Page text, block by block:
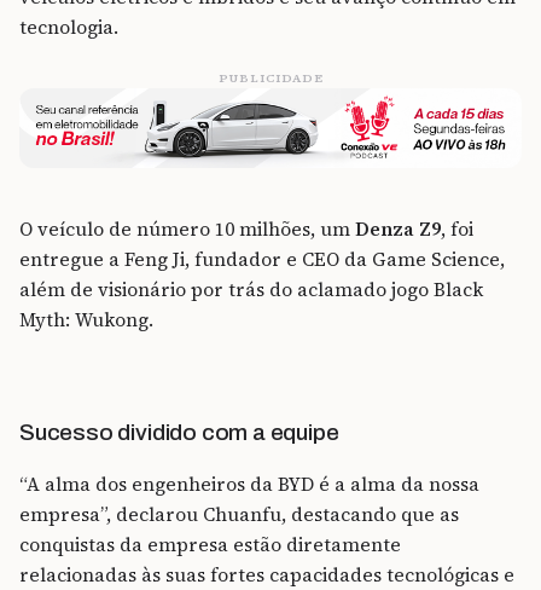
tecnologia.
PUBLICIDADE
O veículo de número 10 milhões, umDenza Z9, foi
entregue a Feng Ji, fundador e CEO da Game Science,
além de visionário por trás do aclamado jogo Black
Myth: Wukong.
Sucesso dividido com a equipe
“A alma dos engenheiros da BYD é a alma da nossa
empresa”, declarou Chuanfu, destacando que as
conquistas da empresa estão diretamente
relacionadas às suas fortes capacidades tecnológicas e